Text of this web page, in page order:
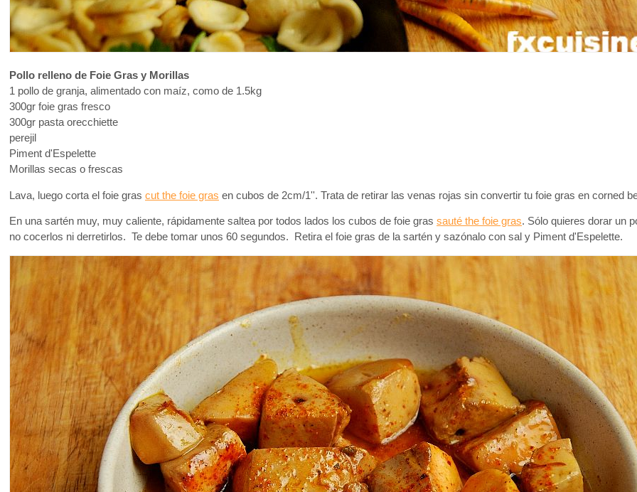
Pollo relleno de Foie Gras y Morillas
1 pollo de granja, alimentado con maíz, como de 1.5kg
300gr foie gras fresco
300gr pasta orecchiette
perejil
Piment d'Espelette
Morillas secas o frescas
Lava, luego corta el foie gras cut the foie gras en cubos de 2cm/1''. Trata de retirar las venas rojas sin convertir tu foie gras en corned
En una sartén muy, muy caliente, rápidamente saltea por todos lados los cubos de foie gras sauté the foie gras. Sólo quieres dorar un
no cocerlos ni derretirlos. Te debe tomar unos 60 segundos. Retira el foie gras de la sartén y sazónalo con sal y Piment d'Espelette.